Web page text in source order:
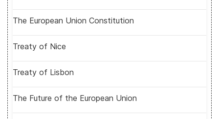
The European Union Constitution
Treaty of Nice
Treaty of Lisbon
The Future of the European Union